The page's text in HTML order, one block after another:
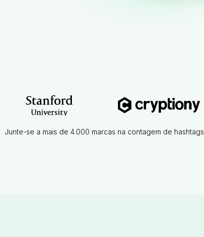
Junte-se a mais de 4.000 marcas na contagem de hashtags